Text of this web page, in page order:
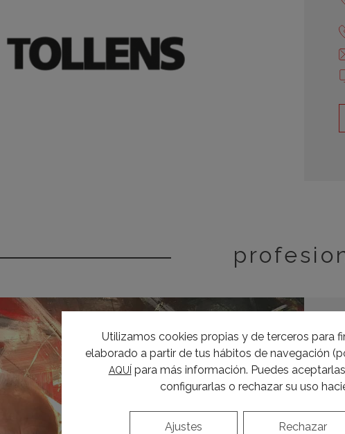
Utilizamos cookies propias y de terceros para
elaborado a partir de tus hábitos de navegación
AQUÍ para más información. Puedes
configurarlas o rechazar su uso
Rechazar
Ajustes